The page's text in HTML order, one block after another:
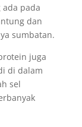
pada
dan
sumbatan.
juga
di dalam
sel